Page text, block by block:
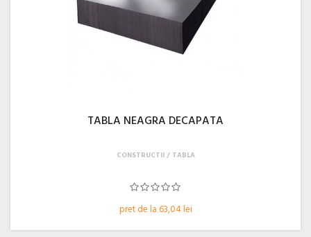
TABLA NEAGRA DECAPATA
pret de la 63,04 lei
CONSTRUCTII TABLA